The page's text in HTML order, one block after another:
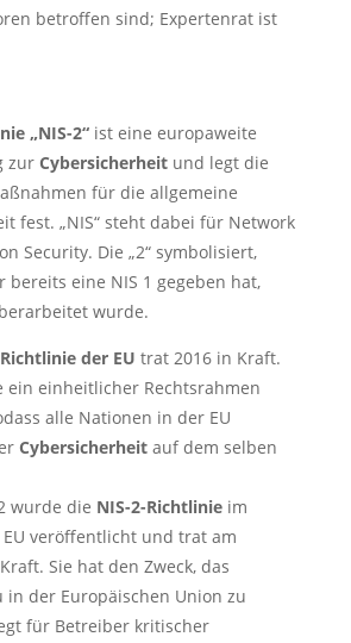
betroffen sind; Expertenrat ist
„NIS-2“ ist eine europaweite
zur Cybersicherheit und legt die
für die allgemeine
fest. „NIS“ steht dabei für Network
Security. Die „2“ symbolisiert,
bereits eine NIS 1 gegeben hat,
wurde.
der EU trat 2016 in Kraft.
ein einheitlicher Rechtsrahmen
alle Nationen in der EU
Cybersicherheit auf dem selben
wurde die NIS-2-Richtlinie im
veröffentlicht und trat am
Sie hat den Zweck, das
in der Europäischen Union zu
für Betreiber kritischer